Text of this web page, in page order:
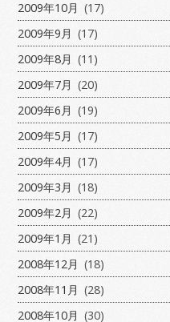
2009年10月 (17)
2009年9月 (17)
2009年8月 (11)
2009年7月 (20)
2009年6月 (19)
2009年5月 (17)
2009年4月 (17)
2009年3月 (18)
2009年2月 (22)
2009年1月 (21)
2008年12月 (18)
2008年11月 (28)
2008年10月 (30)